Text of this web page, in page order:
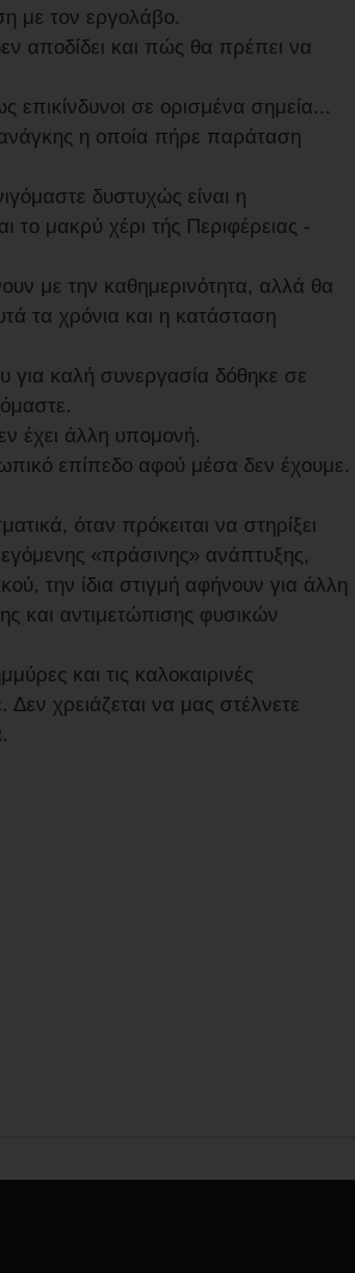
με τον εργολάβο.
αποδίδει και πώς θα πρέπει να
επικίνδυνοι σε ορισμένα σημεία...
η οποία πήρε παράταση
δυστυχώς είναι η
το μακρύ χέρι τής Περιφέρειας -
με την καθημερινότητα, αλλά θα
τα χρόνια και η κατάσταση
για καλή συνεργασία δόθηκε σε
έχει άλλη υπομονή.
επίπεδο αφού μέσα δεν έχουμε.
όταν πρόκειται να στηρίξει
«πράσινης» ανάπτυξης,
την ίδια στιγμή αφήνουν για άλλη
και αντιμετώπισης φυσικών
και τις καλοκαιρινές
χρειάζεται να μας στέλνετε